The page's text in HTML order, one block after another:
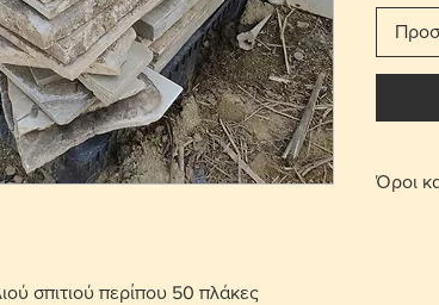
σπιτιού περίπου 50 πλάκες
Όροι